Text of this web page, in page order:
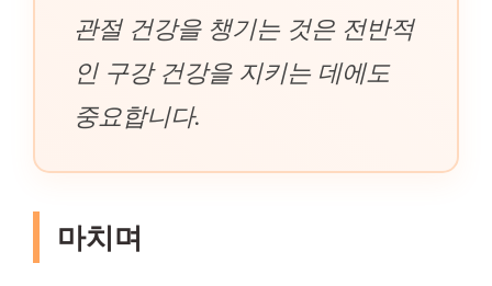
관절 건강을 챙기는 것은 전반적
인 구강 건강을 지키는 데에도
중요합니다.
마치며